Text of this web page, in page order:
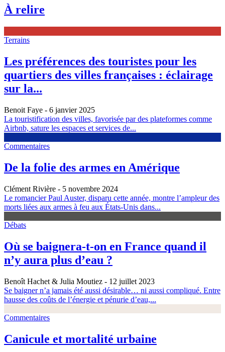
À relire
Terrains
Les préférences des touristes pour les
quartiers des villes françaises : éclairage
sur la...
Benoit Faye - 6 janvier 2025
La touristification des villes, favorisée par des plateformes comme
Airbnb, sature les espaces et services de...
Commentaires
De la folie des armes en Amérique
Clément Rivière - 5 novembre 2024
Le romancier Paul Auster, disparu cette année, montre l’ampleur des
morts liées aux armes à feu aux États-Unis dans...
Débats
Où se baignera-t-on en France quand il
n’y aura plus d’eau ?
Benoît Hachet & Julia Moutiez - 12 juillet 2023
Se baigner n’a jamais été aussi désirable… ni aussi compliqué. Entre
hausse des coûts de l’énergie et pénurie d’eau,...
Commentaires
Canicule et mortalité urbaine